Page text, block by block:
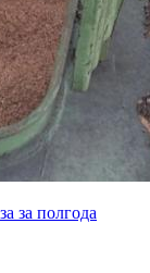
за полгода